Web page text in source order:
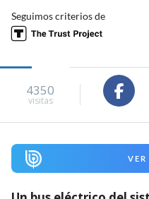
Seguimos criterios de
4350
visitas
VER